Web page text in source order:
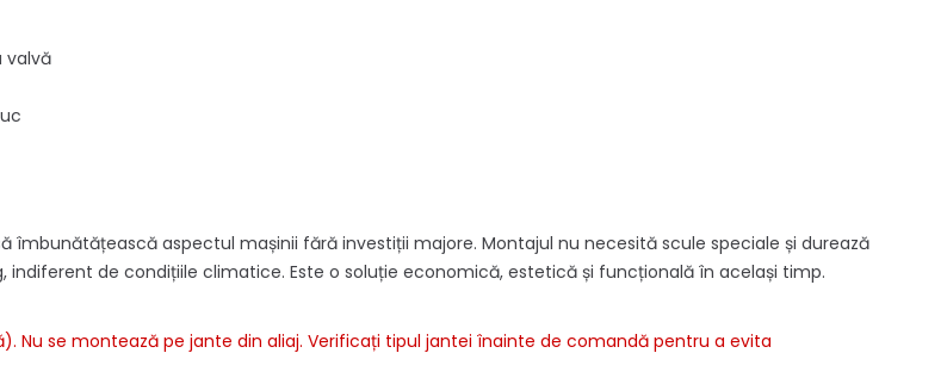
valvă
îmbunătățească aspectul mașinii fără investiții majore. Montajul nu necesită scule speciale și durează
de condițiile climatice. Este o soluție economică, estetică și funcțională în același timp.
Nu se montează pe jante din aliaj. Verificați tipul jantei înainte de comandă pentru a evita